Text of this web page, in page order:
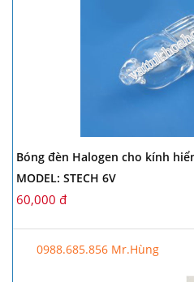
Bóng đèn Halogen cho kính
MODEL: STECH 6V
60,000 đ
0988.685.856 Mr.Hùng